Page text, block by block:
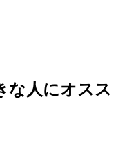
な人にオスス